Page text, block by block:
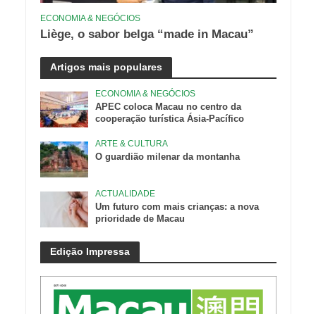
ECONOMIA & NEGÓCIOS
Liège, o sabor belga “made in Macau”
Artigos mais populares
ECONOMIA & NEGÓCIOS
APEC coloca Macau no centro da
cooperação turística Ásia-Pacífico
ARTE & CULTURA
O guardião milenar da montanha
ACTUALIDADE
Um futuro com mais crianças: a nova
prioridade de Macau
Edição Impressa